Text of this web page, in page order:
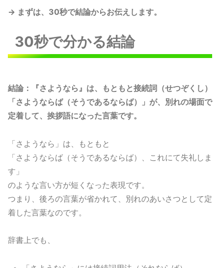
→ まずは、30秒で結論からお伝えします。
30秒で分かる結論
結論：『さようなら』は、もともと接続詞（せつぞくし）
「さようならば（そうであるならば）」が、別れの場面で
定着して、挨拶語になった言葉です。
「さようなら」は、もともと
「さようならば（そうであるならば）、これにて失礼しま
す」
のような言い方が短くなった表現です。
つまり、後ろの言葉が省かれて、別れのあいさつとして定
着した言葉なのです。
辞書上でも、